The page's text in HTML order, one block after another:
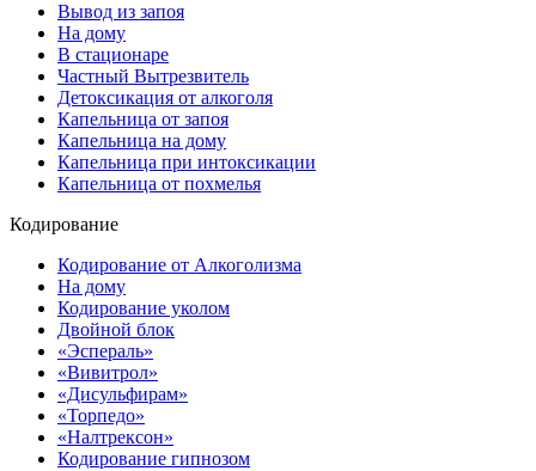
Вывод из запоя
На дому
В стационаре
Частный Вытрезвитель
Детоксикация от алкоголя
Капельница от запоя
Капельница на дому
Капельница при интоксикации
Капельница от похмелья
Кодирование
Кодирование от Алкоголизма
На дому
Кодирование уколом
Двойной блок
«Эспераль»
«Вивитрол»
«Дисульфирам»
«Торпедо»
«Налтрексон»
Кодирование гипнозом